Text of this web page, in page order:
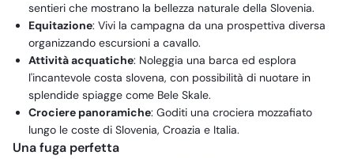
sentieri che mostrano la bellezza naturale della Slovenia.
Equitazione: Vivi la campagna da una prospettiva diversa
organizzando escursioni a cavallo.
Attività acquatiche: Noleggia una barca ed esplora
l'incantevole costa slovena, con possibilità di nuotare in
splendide spiagge come Bele Skale.
Crociere panoramiche: Goditi una crociera mozzafiato
lungo le coste di Slovenia, Croazia e Italia.
Una fuga perfetta